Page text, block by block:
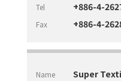
Tel +886-4-
Fax +886-4-
Name
Super